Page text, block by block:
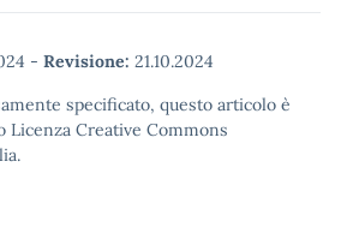
- Revisione: 21.10.2024
specificato, questo articolo è
Licenza Creative Commons